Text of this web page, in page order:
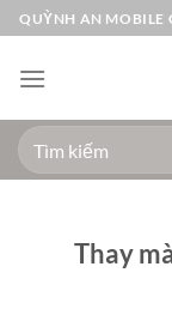
Bỏ
qua
nội
QUỲNH AN MOBILE
Tìm
kiếm:
Thay